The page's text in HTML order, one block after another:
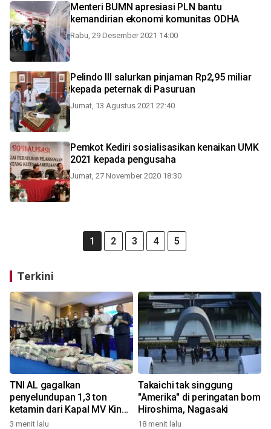
Menteri BUMN apresiasi PLN bantu
kemandirian ekonomi komunitas ODHA
Rabu, 29 Desember 2021 14:00
Pelindo III salurkan pinjaman Rp2,95 miliar
kepada peternak di Pasuruan
Jumat, 13 Agustus 2021 22:40
Pemkot Kediri sosialisasikan kenaikan UMK
2021 kepada pengusaha
Jumat, 27 November 2020 18:30
1 2 3 4 5
Terkini
TNI AL gagalkan
penyelundupan 1,3 ton
ketamin dari Kapal MV King
Sun
3 menit lalu
Takaichi tak singgung
"Amerika" di peringatan bom
Hiroshima, Nagasaki
18 menit lalu